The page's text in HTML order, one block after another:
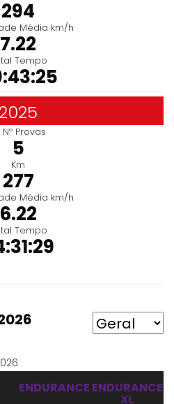
294
Média km/h
7.22
Tempo
2025
Nº Provas
5
Km
277
Média km/h
6.22
Tempo
ENDURANCE ENDURANCE
XL